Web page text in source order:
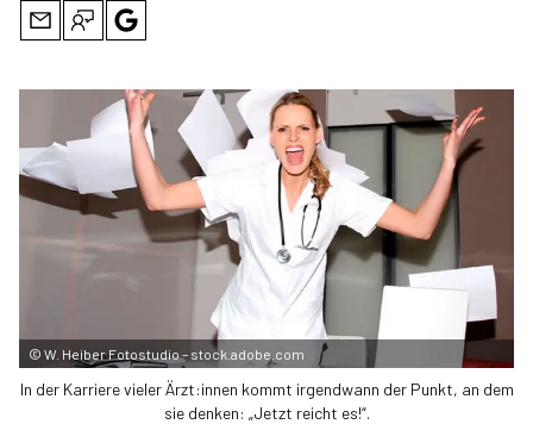
© W. Heiber Fotostudio – stock.adobe.com
In der Karriere vieler Ärzt:innen kommt irgendwann der Punkt, an dem
sie denken: „Jetzt reicht es!“.